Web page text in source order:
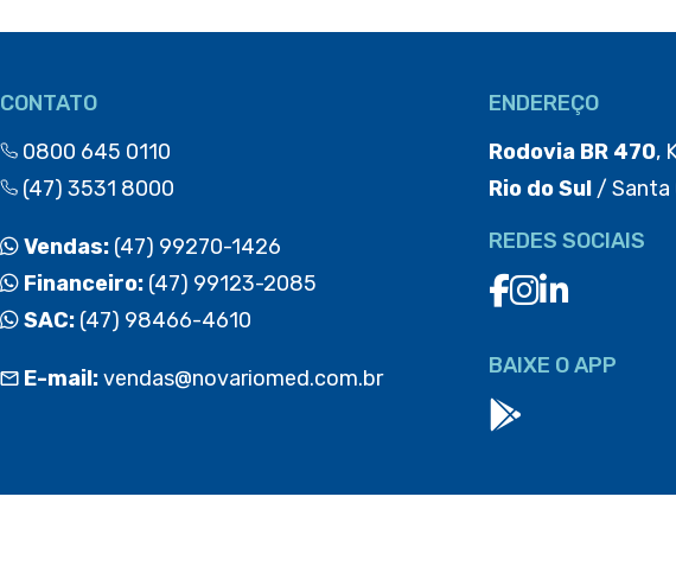
CONTATO
0800 645 0110
(47) 3531 8000
Vendas: (47) 99270-1426
Financeiro: (47) 99123-2085
SAC: (47) 98466-4610
E-mail:vendas@novariomed.com.br
ENDEREÇO
Rodovia BR 470,
Rio do Sul/ Santa
REDES SOCIAIS
BAIXE O APP